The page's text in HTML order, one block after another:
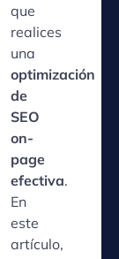
que
realices
una
optimización
de
SEO
on-
page
efectiva.
En
este
artículo,